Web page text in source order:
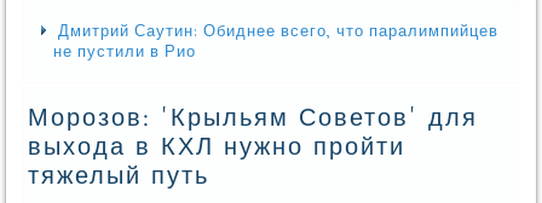
Дмитрий Саутин: Обиднее всего, что паралимпийцев
не пустили в Рио
Морозов: 'Крыльям Советов' для
выхода в КХЛ нужно пройти
тяжелый путь